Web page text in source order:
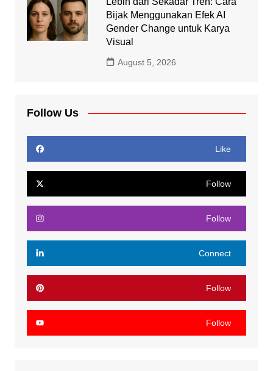
Bijak Menggunakan Efek AI
Gender Change untuk Karya
Visual
August 5, 2026
Follow Us
Like
Follow
Follow
Connect
Follow
Follow